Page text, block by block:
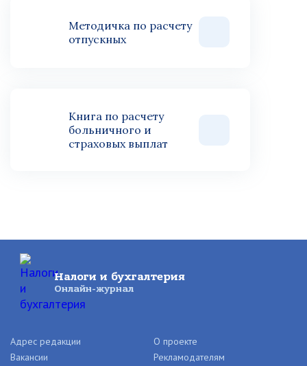
Методичка по расчету
отпускных
Книга по расчету
больничного и
страховых выплат
Налоги и бухгалтерия
Онлайн-журнал
Адрес редакции
О проекте
Вакансии
Рекламодателям